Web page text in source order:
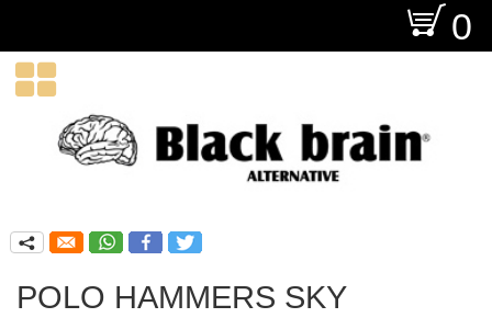
O 0

q
POLO HAMMERS SKY